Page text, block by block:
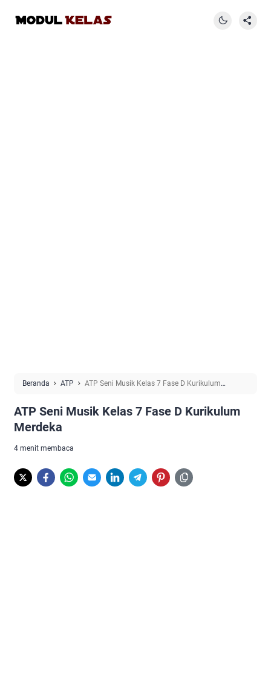
Beranda ATP
ATP Seni Musik Kelas 7 Fase D Kurikulum
ATP Seni Musik Kelas 7 Fase D Kurikulum
Merdeka
4 menit membaca